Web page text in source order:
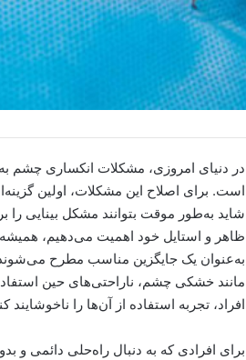
در دنیای امروزی، مشکلات انکساری چشم
است. برای اصلاح این مشکلات، اولین
شاید به‌طور موقت بتوانند مشکل بینایی را
ظاهر و استایل خود اهمیت می‌دهیم،
به‌عنوان یک جایگزین مناسب مطرح
مانند خشکی چشم، ناراحتی‌های حین
افراد، تجربه استفاده از آن‌ها را ناخوشایند
برای افرادی که به دنبال راه‌حلی دائمی و